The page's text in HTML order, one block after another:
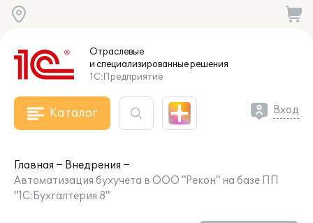
Отраслевые
и специализированныерешения
1С:Предприятие
Каталог Вход
Главная
Внедрения
Автоматизация бухучета в ООО "Рекон" на базе ПП
"1С:Бухгалтерия 8"